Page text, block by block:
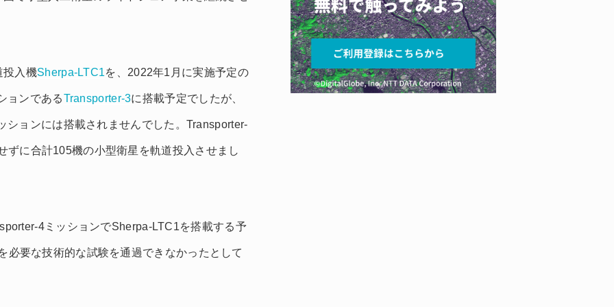
投入機Sherpa-LTC1を、2022年1月に実施予定の
ョンであるTransporter-3に搭載予定でしたが、
ションには搭載されませんでした。Transporter-
ずに合計105機の小型衛星を軌道投入させまし
4ミッションでSherpa-LTC1を搭載する予
要な技術的な試験を通過できなかったとして